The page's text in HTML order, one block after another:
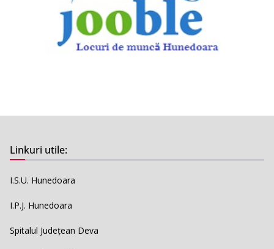
Linkuri utile:
I.S.U. Hunedoara
I.P.J. Hunedoara
Spitalul Județean Deva